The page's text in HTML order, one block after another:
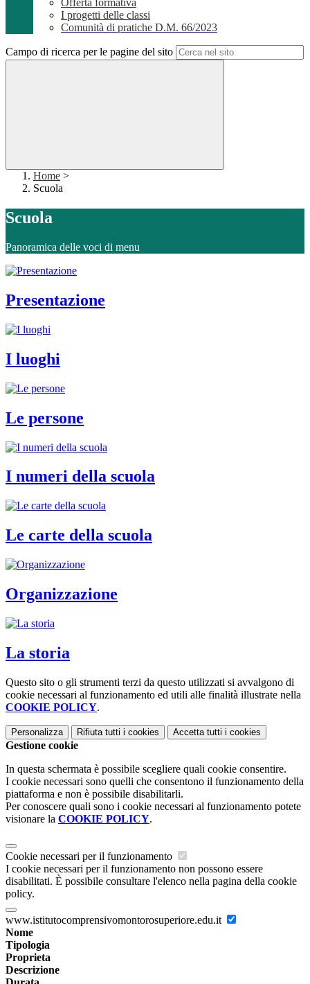
Offerta formativa
I progetti delle classi
Comunità di pratiche D.M. 66/2023
Campo di ricerca per le pagine del sito
Home >
Scuola
Scuola
Panoramica delle voci di menu
Presentazione
I luoghi
Le persone
I numeri della scuola
Le carte della scuola
Organizzazione
La storia
Questo sito o gli strumenti terzi da questo utilizzati si avvalgono di
cookie necessari al funzionamento ed utili alle finalità illustrate nella
COOKIE POLICY.
Personalizza Rifiuta tutti i cookies Accetta tutti i cookies
Gestione cookie
In questa schermata è possibile scegliere quali cookie consentire.
I cookie necessari sono quelli che consentono il funzionamento della
piattaforma e non è possibile disabilitarli.
Per conoscere quali sono i cookie necessari al funzionamento potete
visionare la COOKIE POLICY.
Cookie necessari per il funzionamento
I cookie necessari per il funzionamento non possono essere
disabilitati. È possibile consultare l'elenco nella pagina della cookie
policy.
www.istitutocomprensivomontorosuperiore.edu.it
Nome
Tipologia
Proprieta
Descrizione